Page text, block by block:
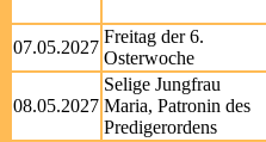
07.05.2027
Freitag der 6.
Osterwoche
08.05.2027
Selige Jungfrau
Maria, Patronin des
Predigerordens